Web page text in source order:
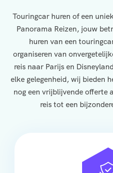
Touringcar huren of een
Panorama Reizen, jouw
huren van een
organiseren van
reis naar Parijs en
elke gelegenheid, wij bieden
nog een vrijblijvende offerte
reis tot een